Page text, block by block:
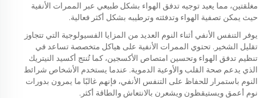
مغلقتين، مما يعيد توجيه تدفق الهواء بشكل طبيعي عبر الممرات الأنفية
حيث يمكن تصفية الهواء وتدفئته وترطيبه بشكل أكثر فعالية.
يوفر التنفس الأنفي أثناء النوم العديد من المزايا الفسيولوجية التي تتجاوز
تقليل الشخير. تحتوي الممرات الأنفية على هياكل متخصصة تساعد في
تنظيم تدفق الهواء وتحسين امتصاص الأكسجين، كما تُنتج أكسيد النيتريك
الذي يدعم صحة القلب والأوعية الدموية. عندما يستخدم الأشخاص شرائط
النوم باستمرار للحفاظ على التنفس الأنفي، فإنهم غالبًا ما يمرون بدورات
نوم أعمق ويستيقظون ويشعرن بالانتعاش والطاقة أكثر.